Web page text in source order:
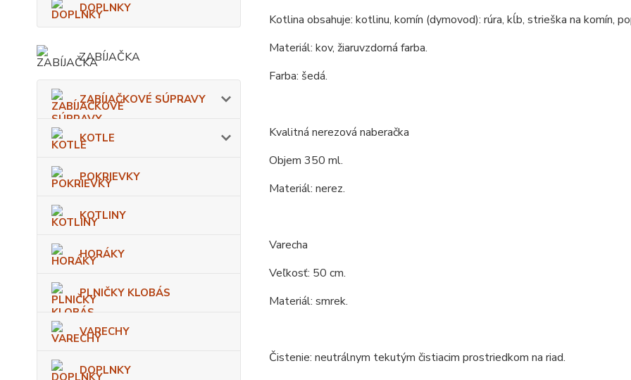
DOPLNKY
ZABÍJAČKA
ZABÍJAČKOVÉ SÚPRAVY
KOTLE
POKRIEVKY
KOTLINY
HORÁKY
PLNIČKY KLOBÁS
VARECHY
DOPLNKY
Kotlina obsahuje: kotlinu, komín (dymovod): rúra, kĺb, strieška na komín,
Materiál: kov, žiaruvzdorná farba.
Farba: šedá.
Kvalitná nerezová naberačka
Objem 350 ml.
Materiál: nerez.
Varecha
Veľkosť: 50 cm.
Materiál: smrek.
Čistenie: neutrálnym tekutým čistiacim prostriedkom na riad.